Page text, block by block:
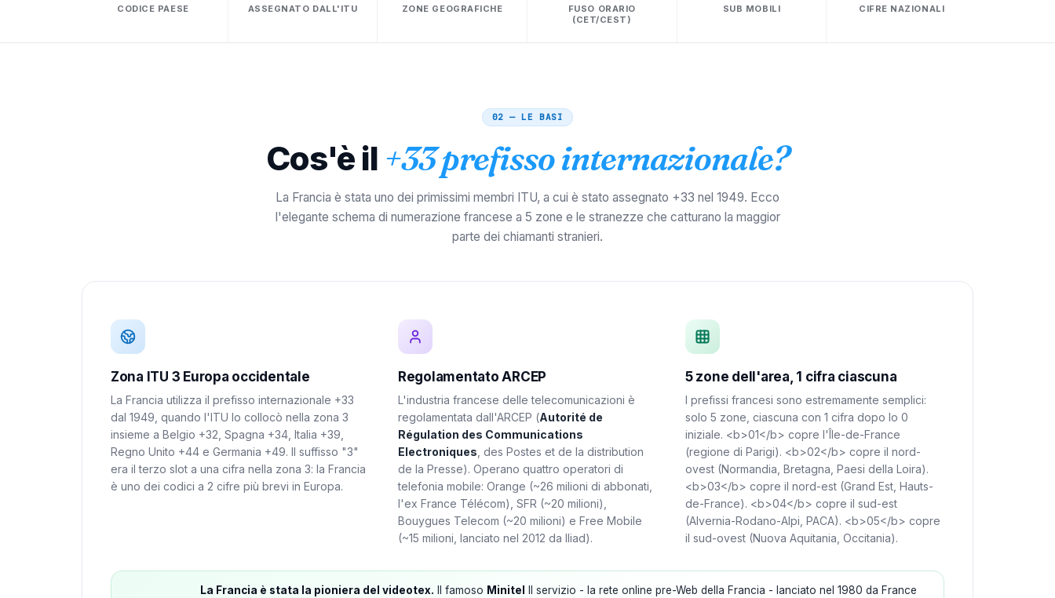
CODICE PAESE ASSEGNATO DALL'ITU ZONE GEOGRAFICHE
FUSO ORARIO
(CET/CEST)
SUB MOBILI CIFRE NAZIONALI
02 — LE BASI
Cos'è il +33 prefisso internazionale?
La Francia è stata uno dei primissimi membri ITU, a cui è stato assegnato +33 nel 1949. Ecco
l'elegante schema di numerazione francese a 5 zone e le stranezze che catturano la maggior
parte dei chiamanti stranieri.
Zona ITU 3 Europa occidentale
La Francia utilizza il prefisso internazionale +33
dal 1949, quando l'ITU lo collocò nella zona 3
insieme a Belgio +32, Spagna +34, Italia +39,
Regno Unito +44 e Germania +49. Il suffisso "3"
era il terzo slot a una cifra nella zona 3: la Francia
è uno dei codici a 2 cifre più brevi in ​​Europa.
Regolamentato ARCEP
L'industria francese delle telecomunicazioni è
regolamentata dall'ARCEP (Autorité de
Régulation des Communications
Electroniques , des Postes et de la distribution
de la Presse). Operano quattro operatori di
telefonia mobile: Orange (~26 milioni di abbonati,
l'ex France Télécom), SFR (~20 milioni),
Bouygues Telecom (~20 milioni) e Free Mobile
(~15 milioni, lanciato nel 2012 da Iliad).
5 zone dell'area, 1 cifra ciascuna
I prefissi francesi sono estremamente semplici:
solo 5 zone, ciascuna con 1 cifra dopo lo 0
iniziale. <b>01</b> copre l'Île-de-France
(regione di Parigi). <b>02</b> copre il nord-
ovest (Normandia, Bretagna, Paesi della Loira).
<b>03</b> copre il nord-est (Grand Est, Hauts-
de-France). <b>04</b> copre il sud-est
(Alvernia-Rodano-Alpi, PACA). <b>05</b> copre
il sud-ovest (Nuova Aquitania, Occitania).
La Francia è stata la pioniera del videotex. Il famoso Minitel
Il servizio - la rete online pre-Web della Francia - lanciato nel 1980 da France